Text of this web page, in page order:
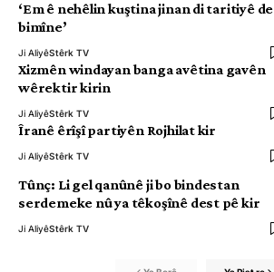
‘Em ê nehêlin kuştina jinan di taritiyê de
bimîne’
Ji AliyêStêrk TV
Xizmên windayan banga avêtina gavên
wêrektir kirin
Ji AliyêStêrk TV
Îranê êrîşî partiyên Rojhilat kir
Ji AliyêStêrk TV
Tûnç: Li gel qanûnê ji bo bindestan
serdemeke nû ya têkoşînê dest pê kir
Ji AliyêStêrk TV